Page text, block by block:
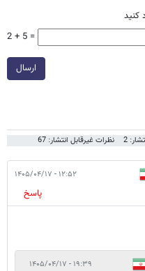
کنید
2 + 5 =
ارسال
2 نظرات غیرقابل انتشار: 67
۱۲:۵۲ - ۱۴۰۵/۰۴/۱۷
پاسخ
۱۹:۳۹ - ۱۴۰۵/۰۴/۱۷